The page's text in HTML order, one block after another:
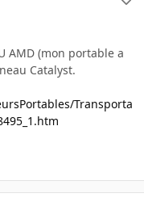
AMD (mon portable a
Catalyst.
Transporta